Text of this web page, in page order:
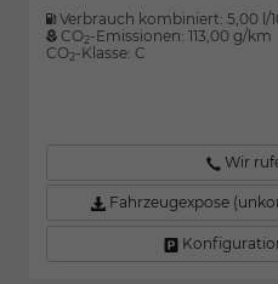
Verbrauch kombiniert: 5,00 l/
CO2-Emissionen: 113,00 g/km
CO2-Klasse: C
Wir
Fahrzeugexpose